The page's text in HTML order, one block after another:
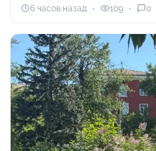
6 часов назад 109 0